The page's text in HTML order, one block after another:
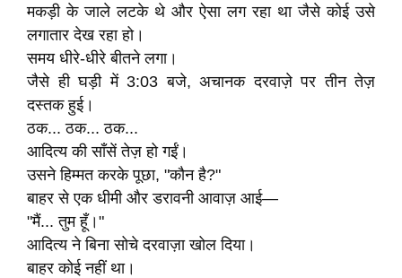
मकड़ी के जाले लटके थे और ऐसा लग रहा था जैसे कोई उसे
लगातार देख रहा हो।
समय धीरे-धीरे बीतने लगा।
जैसे ही घड़ी में 3:03 बजे, अचानक दरवाज़े पर तीन तेज़
दस्तक हुई।
ठक... ठक... ठक...
आदित्य की साँसें तेज़ हो गईं।
उसने हिम्मत करके पूछा, "कौन है?"
बाहर से एक धीमी और डरावनी आवाज़ आई—
"मैं... तुम हूँ।"
आदित्य ने बिना सोचे दरवाज़ा खोल दिया।
बाहर कोई नहीं था।